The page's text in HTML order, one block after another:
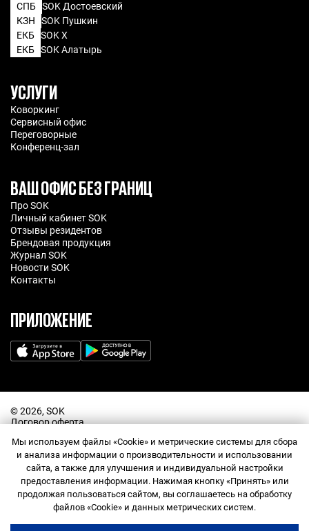
СПБ SOK Достоевский
КЗН
SOK Пушкин
ЕКБ SOK X
ЕКБ SOK Алатырь
УСЛУГИ
Коворкинг
Сервисный офис
Переговорные
Конференц-зал
ВАШ ОФИС БЕЗ ГРАНИЦ
Про SOK
Личный кабинет SOK
Отзывы резидентов
Брендовая продукция
Журнал SOK
Новости SOK
Контакты
ПРИЛОЖЕНИЕ
©️ 2026, SOK
Договор оферта
Прайс-лист
Правила посещения
Правила использования промокодов
Согласие на обработку персональных данных
Договор оферта Сообщества
Правила Сообщества
Общество с ограниченной ответственностью «СОК ГРУП»
Мы используем файлы «Cookie» и метрические системы для сбора
и анализа информации о производительности и использовании
сайта, а также для улучшения и индивидуальной настройки
предоставления информации. Нажимая кнопку «Принять» или
продолжая пользоваться сайтом, вы соглашаетесь на обработку
файлов «Cookie» и данных метрических систем.
Служба поддержки